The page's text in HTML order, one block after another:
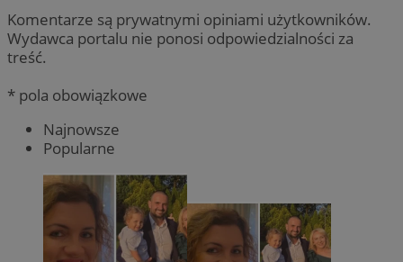
Komentarze są prywatnymi opiniami użytkowników.
Wydawca portalu nie ponosi odpowiedzialności za
treść.
* pola obowiązkowe
Najnowsze
Popularne